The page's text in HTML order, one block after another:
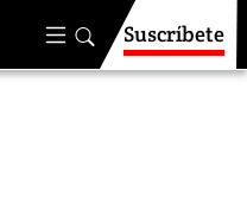
Suscríbete